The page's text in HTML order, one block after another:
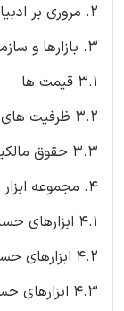
2. مروری بر ادبیات
3. بازارها و سازمان ها
3.1 قیمت ها
3.2 ظرفیت های غیرقابل تقسیم و نامحدود
3.3 حقوق مالکیت خصوصی
4. مجموعه ابزار حسابداری مدیریت
4.1 ابزارهای حسابداری برای هماهنگی
4.2 ابزارهای حسابداری برای هزینه یابی
4.3 ابزارهای حسابداری برای کنترل